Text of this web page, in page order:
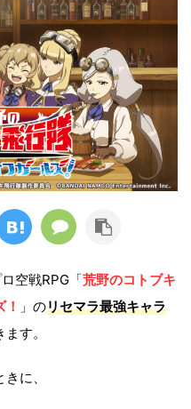
空戦RPG「荒野のコトブキ
」 のリセマラ最強キャラ
す。
に、